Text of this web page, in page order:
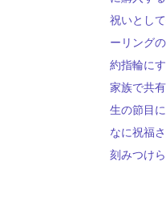
祝いとし
ーリング
約指輪に
家族で共
生の節目
なに祝福
刻みつけ